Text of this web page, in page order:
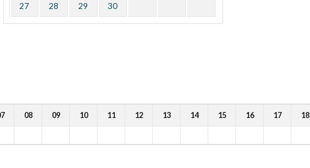
27 28 29 30
08 09 10 11 12 13 14 15 16 17 18